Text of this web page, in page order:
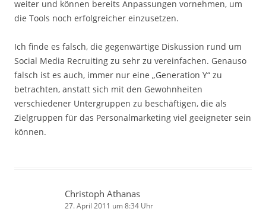
weiter und können bereits Anpassungen vornehmen, um
die Tools noch erfolgreicher einzusetzen.
Ich finde es falsch, die gegenwärtige Diskussion rund um
Social Media Recruiting zu sehr zu vereinfachen. Genauso
falsch ist es auch, immer nur eine „Generation Y“ zu
betrachten, anstatt sich mit den Gewohnheiten
verschiedener Untergruppen zu beschäftigen, die als
Zielgruppen für das Personalmarketing viel geeigneter sein
können.
Christoph Athanas
27. April 2011 um 8:34 Uhr